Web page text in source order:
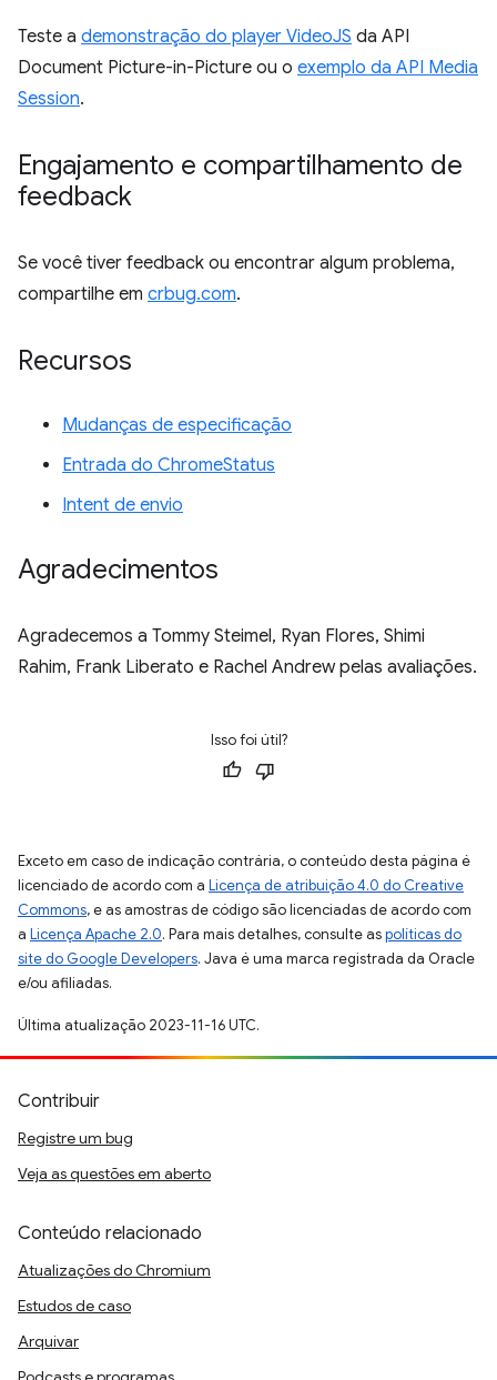
Teste a demonstração do player VideoJS da API
Document Picture-in-Picture ou o exemplo da API Media
Session.
Engajamento e compartilhamento de
feedback
Se você tiver feedback ou encontrar algum problema,
compartilhe em crbug.com.
Recursos
Mudanças de especificação
Entrada do ChromeStatus
Intent de envio
Agradecimentos
Agradecemos a Tommy Steimel, Ryan Flores, Shimi
Rahim, Frank Liberato e Rachel Andrew pelas avaliações.
Isso foi útil?
Exceto em caso de indicação contrária, o conteúdo desta página é
licenciado de acordo com a Licença de atribuição 4.0 do Creative
Commons, e as amostras de código são licenciadas de acordo com
a Licença Apache 2.0. Para mais detalhes, consulte aspolíticas do
site do Google Developers. Java é uma marca registrada da Oracle
e/ou afiliadas.
Última atualização 2023-11-16 UTC.
Contribuir
Registre um bug
Veja as questões em aberto
Conteúdo relacionado
Atualizações do Chromium
Estudos de caso
Arquivar